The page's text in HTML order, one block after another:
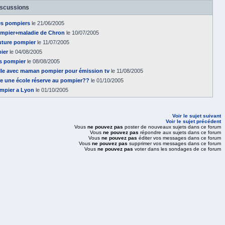
pompiers le 21/06/2005
de Chron le 10/07/2005
pompierle 11/07/2005
le 04/08/2005
pompierle 08/08/2005
avec maman pompier pour émission tv le 11/08/2005
une école réserve au pompier?? le 01/10/2005
a Lyon le 01/10/2005
Voir le sujet suivant
Voir le sujet précédent
Vous ne pouvez pas poster de nouveaux sujets dans ce forum
Vous ne pouvez pas répondre aux sujets dans ce forum
Vous ne pouvez pas éditer vos messages dans ce forum
Vous ne pouvez pas supprimer vos messages dans ce forum
Vous ne pouvez pas voter dans les sondages de ce forum